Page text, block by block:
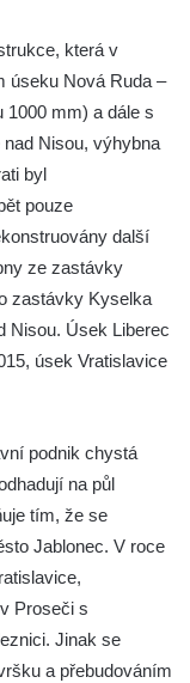
která v
úseku Nová Ruda –
1000 mm) a dále s
Nisou, výhybna
byl
pouze
další
ze zastávky
zastávky Kyselka
Nisou. Úsek Liberec
úsek Vratislavice
podnik chystá
na půl
tím, že se
Jablonec. V roce
Proseči s
Jinak se
a přebudováním